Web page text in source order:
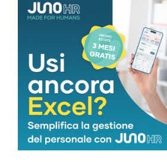
Fertilità
content.lab@adnkronos.com